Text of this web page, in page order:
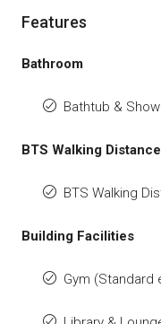
Features
Bathroom
Bathtub &
BTS Walking
BTS Walking
Building Facilities
Gym (Standard